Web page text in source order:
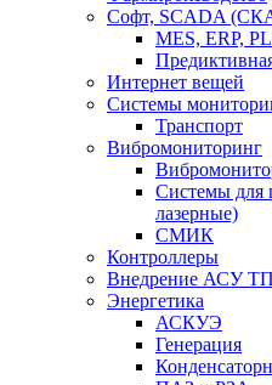
Софт, SCADA
MES, ERP,
Интернет вещей
Системы
Транспорт
Вибромониторинг
Системы для
лазерные)
СМИК
Контроллеры
Внедрение АСУ ТП
Энергетика
АСКУЭ
Генерация